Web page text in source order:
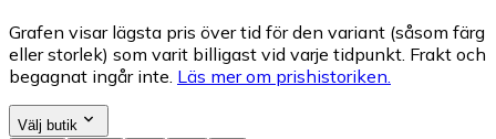
Grafen visar lägsta pris över tid för den variant (såsom färg
eller storlek) som varit billigast vid varje tidpunkt. Frakt och
begagnat ingår inte. Läs mer om prishistoriken.
Välj butik